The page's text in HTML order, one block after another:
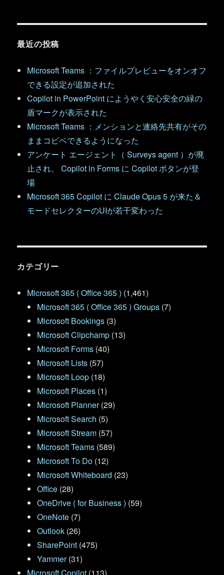
最近の投稿
Microsoft Teams ：ファイルプレビューをオンオフ
できる設定が追加された
Copilot in PowerPoint にようやく安心安全の緑の
盾マークが表示された
Microsoft Teams ：メンションと連絡先共有がその
ままコピペできるようになった
アンケート エージェント（ Surveys agent ）が廃
止され、 Copilot in Forms に Copilot ボタンが登
場
Microsoft 365 Copilot に Claude Opus 5 が来た＆
モードセレクターのUIが若干変わった
カテゴリー
Microsoft 365 ( Office 365 ) (1,461)
Microsoft 365 ( Office 365 ) Groups (7)
Microsoft Bookings (3)
Microsoft Clipchamp (13)
Microsoft Forms (40)
Microsoft Lists (57)
Microsoft Loop (18)
Microsoft Places (1)
Microsoft Planner(29)
Microsoft Search (5)
Microsoft Stream (57)
Microsoft Teams (589)
Microsoft To Do (12)
Microsoft Whiteboard (23)
Office (28)
OneDrive ( for Business ) (59)
OneNote (7)
Outlook (26)
SharePoint (475)
Yammer(31)
Microsoft Copilot (113)